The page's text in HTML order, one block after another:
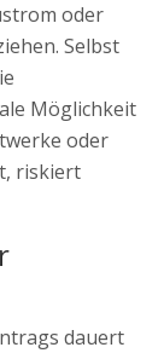
oder
Selbst
Möglichkeit
oder
riskiert
dauert